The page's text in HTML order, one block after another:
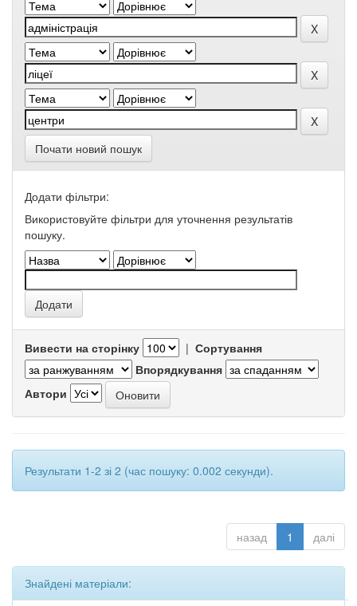
Почати новий пошук
Додати фільтри:
Використовуйте фільтри для уточнення результатів
пошуку.
Вивести на сторінку | Сортування
Впорядкування
Автори
Результати 1-2 зі 2 (час пошуку: 0.002 секунди).
назад 1 далі
Знайдені матеріали: